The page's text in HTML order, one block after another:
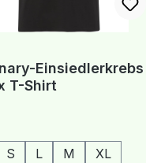
Einsiedlerkrebs |
T-Shirt
S L M
XL